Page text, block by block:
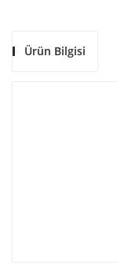
Ürün Bilgisi